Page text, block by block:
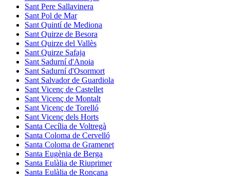
Sant Pere Sallavinera
Sant Pol de Mar
Sant Quintí de Mediona
Sant Quirze de Besora
Sant Quirze del Vallès
Sant Quirze Safaja
Sant Sadurní d'Anoia
Sant Sadurní d'Osormort
Sant Salvador de Guardiola
Sant Vicenç de Castellet
Sant Vicenç de Montalt
Sant Vicenç de Torelló
Sant Vicenç dels Horts
Santa Cecília de Voltregà
Santa Coloma de Cervelló
Santa Coloma de Gramenet
Santa Eugènia de Berga
Santa Eulàlia de Riuprimer
Santa Eulàlia de Ronçana